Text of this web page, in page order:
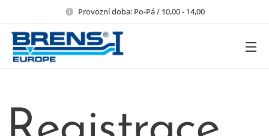
Provozní doba: Po-Pá / 10,00 - 14,00